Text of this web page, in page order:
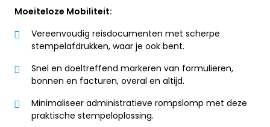
Moeiteloze Mobiliteit:
Vereenvoudig reisdocumenten met scherpe
stempelafdrukken, waar je ook bent.
Snel en doeltreffend markeren van formulieren,
bonnen en facturen, overal en altijd.
Minimaliseer administratieve rompslomp met deze
praktische stempeloplossing.